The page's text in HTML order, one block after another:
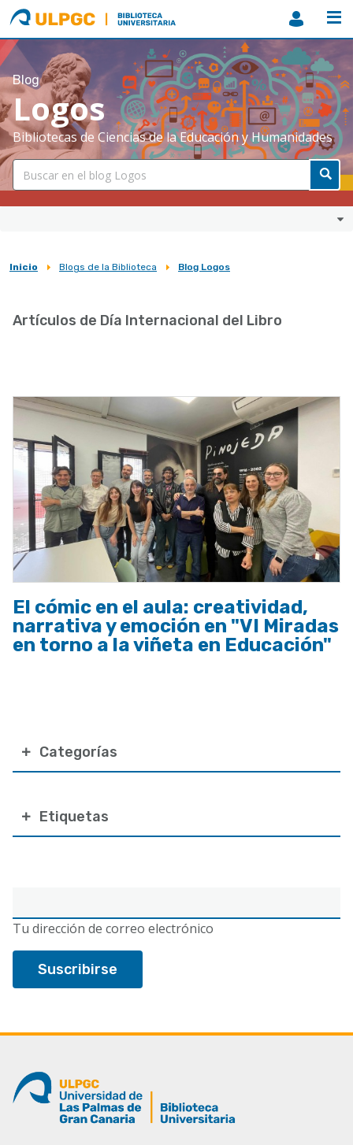
ULPGC
Biblioteca
ULPGC
Blog
Logos
Bibliotecas de Ciencias de la Educación y Humanidades
Sobrescribir
de
la
navegación
Inicio Blogs de la Biblioteca Blog Logos
electrónico
Tu dirección de correo electrónico
Categorías
Etiquetas
Artículos de Día Internacional del Libro
El cómic en el aula: creatividad,
narrativa y emoción en "VI Miradas
en torno a la viñeta en Educación"